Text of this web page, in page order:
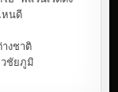
หนดี
งชาติ
วชัยภูมิ